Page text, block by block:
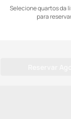
Selecione quartos da
para